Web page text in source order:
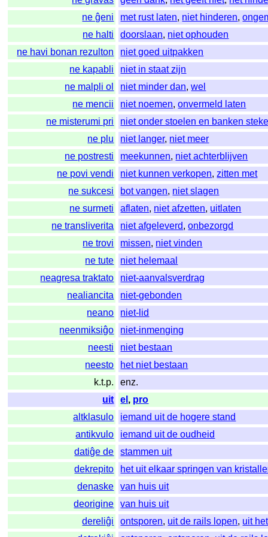
ne ĝeni
met rust laten, niet hinderen,
ne halti
doorslaan, niet ophouden
ne havi bonan rezulton
niet goed uitpakken
ne kapabli
niet in staat zijn
ne malpli ol
niet minder dan,wel
ne mencii
niet noemen,onvermeld laten
ne misterumi pri
niet onder stoelen en banken
ne plu
niet langer, niet meer
ne postresti
meekunnen, niet achterblijven
ne povi vendi
niet kunnen verkopen,zitten met
ne sukcesi
bot vangen, niet slagen
ne surmeti
aflaten, niet afzetten, uitlaten
ne transliverita
niet afgeleverd,onbezorgd
ne trovi
missen, niet vinden
ne tute
niet helemaal
neagresa traktato
niet-aanvalsverdrag
nealiancita
niet-gebonden
neano
niet-lid
neenmiksiĝo
niet-inmenging
neesti
niet bestaan
neesto
het niet bestaan
k.t.p.
enz.
uit
el , pro
altklasulo
iemand uit de hogere stand
antikvulo
iemand uit de oudheid
datiĝe de
stammen uit
dekrepito
het uit elkaar springen van
denaske
van huis uit
deorigine
van huis uit
dereliĝi
ontsporen, uit de rails lopen, uit